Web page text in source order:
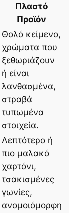
Πλαστό
Προϊόν
Θολό κείμενο,
χρώματα που
ξεθωριάζουν
ή είναι
λανθασμένα,
στραβά
τυπωμένα
στοιχεία.
Λεπτότερο ή
πιο μαλακό
χαρτόνι,
τσακισμένες
γωνίες,
ανομοιόμορφη